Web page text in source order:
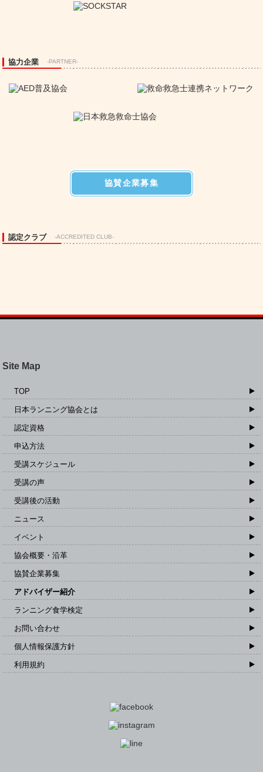
協力企業 -PARTNER-
協賛企業募集
認定クラブ -ACCREDITED CLUB-
Site Map
TOP
日本ランニング協会とは
認定資格
申込方法
受講スケジュール
受講の声
受講後の活動
ニュース
イベント
協会概要・沿革
協賛企業募集
アドバイザー紹介
ランニング食学検定
お問い合わせ
個人情報保護方針
利用規約